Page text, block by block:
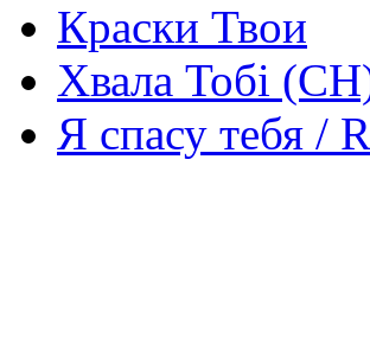
Краски Твои
Хвала Тобі
Я спасу тебя /